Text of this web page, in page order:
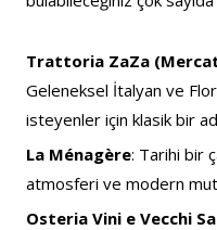
Trattoria ZaZa
Geleneksel İtalyan ve
isteyenler için klasik bir
La Ménagère: Tarihi bir
atmosferi ve modern
Osteria Vini e Vecchi